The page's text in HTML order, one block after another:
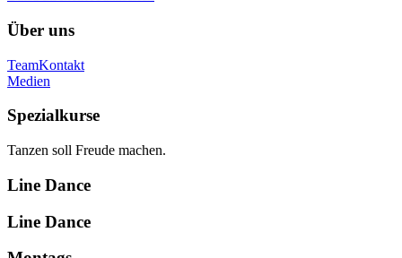
Über uns
TeamKontakt
Medien
Spezialkurse
Tanzen soll Freude machen.
Line Dance
Line Dance